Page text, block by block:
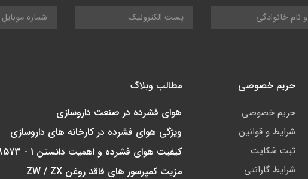
حریم خصوصی
حریم خصوصی
شرایط و قوانین
ثبت شکایت
شرایط گارانتی
مطالب وبلاگ
هوای فشرده در صنعت داروسازی
ویژگی هوای فشرده در کارخانه های داروسازی
کیفیت هوای فشرده و اهمیت دانستن ISO 8573 - 1
مزیت کمپرسور های فاقد روغن ZW / ZX